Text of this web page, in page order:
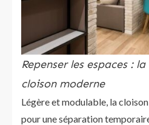
Repenser les espaces :
cloison moderne
Légère et modulable, la
pour une séparation